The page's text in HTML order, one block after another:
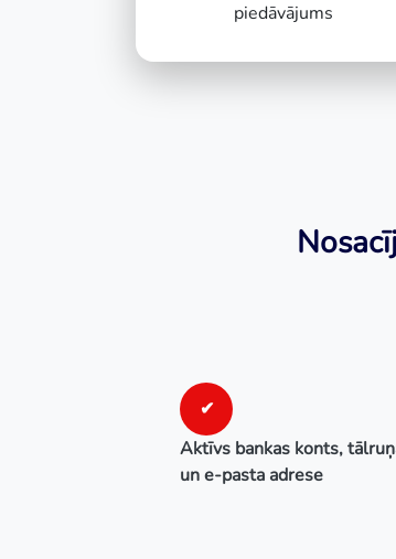
piedāvājums
✔
Aktīvs bankas konts,
un e-pasta adrese